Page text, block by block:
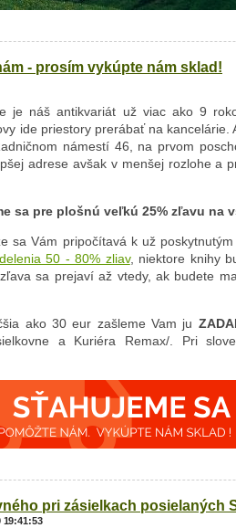
- prosím vykúpte nám sklad!
je náš antikvariát už viac ako 9
ide priestory prerábať na kancelárie.
námestí 46, na prvom
adrese avšak v menšej rozlohe a
sa pre plošnú veľkú 25% zľavu na
sa Vám pripočítavá k už
50 - 80% zliav, niektore knihy
sa prejaví až vtedy, ak budete
ako 30 eur zašleme Vam ju
a Kuriéra Remax/. Pri
pri zásielkach posielaných
19:41:53